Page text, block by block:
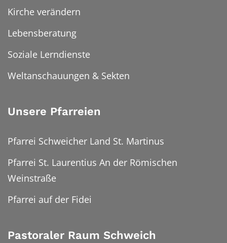
Kirche verändern
Lebensberatung
Soziale Lerndienste
Weltanschauungen & Sekten
Unsere Pfarreien
Pfarrei Schweicher Land St. Martinus
Pfarrei St. Laurentius An der Römischen
Weinstraße
Pfarrei auf der Fidei
Pastoraler Raum Schweich